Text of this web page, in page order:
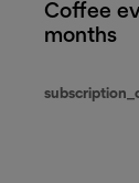
Coffee
months